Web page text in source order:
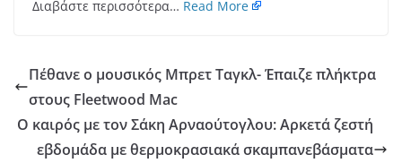
Διαβάστε περισσότερα… Read More
Πέθανε ο μουσικός Μπρετ Ταγκλ- Έπαιζε πλήκτρα
στους Fleetwood Mac
Ο καιρός με τον Σάκη Αρναούτογλου: Αρκετά ζεστή
εβδομάδα με θερμοκρασιακά σκαμπανεβάσματα